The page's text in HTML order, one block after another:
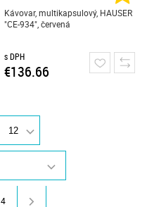
Kávovar, multikapsulový, HAUSER
"CE-934", červená
s DPH
€136.66
12
4